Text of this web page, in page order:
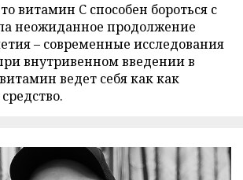
витамин C способен бороться с
неожиданное продолжение
– современные исследования
внутривенном введении в
ведет себя как как